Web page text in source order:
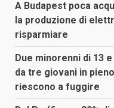
A Budapest poca
la produzione di
risparmiare
Due minorenni di 13
da tre giovani in
riescono a fuggire